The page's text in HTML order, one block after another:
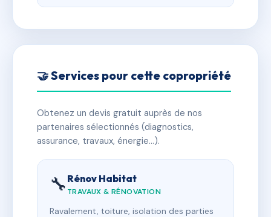
🤝 Services pour cette copropriété
Obtenez un devis gratuit auprès de nos
partenaires sélectionnés (diagnostics,
assurance, travaux, énergie…).
🔧 Rénov Habitat
TRAVAUX & RÉNOVATION
Ravalement, toiture, isolation des parties